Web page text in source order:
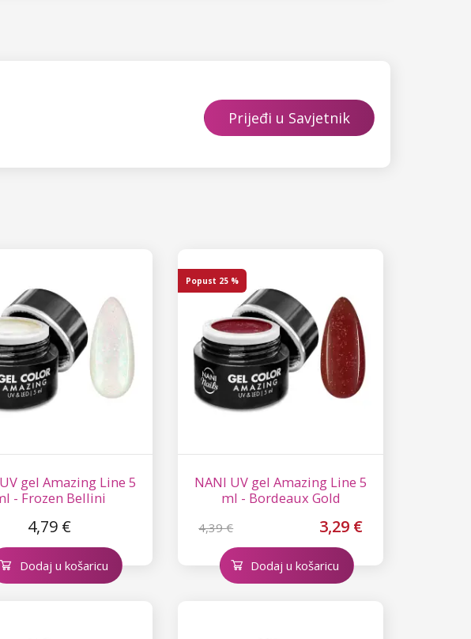
Prijeđi u Savjetnik
gel Amazing Line 5
- Frozen Bellini
4,79 €
Dodaj u košaricu
NANI UV gel Amazing Line 5
ml - Bordeaux Gold
4,39 € 3,29 €
Popust 25 %
Dodaj u košaricu